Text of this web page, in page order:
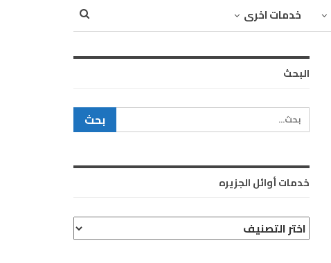
خدمات اخرى
البحث
خدمات أوائل الجزيره
خدمات
أوائل